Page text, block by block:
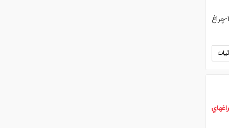
چراغ های مازی نور- مازینور. . فروش انواع چراغ های صنایع روشنایی مازینور. درمدل های زیر با قیمت تجارتی. 1-چراغ